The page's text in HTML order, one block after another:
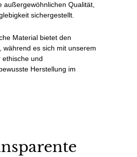
außergewöhnlichen Qualität,
sichergestellt.
Material bietet den
während es sich mit unserem
ethische und
Herstellung im